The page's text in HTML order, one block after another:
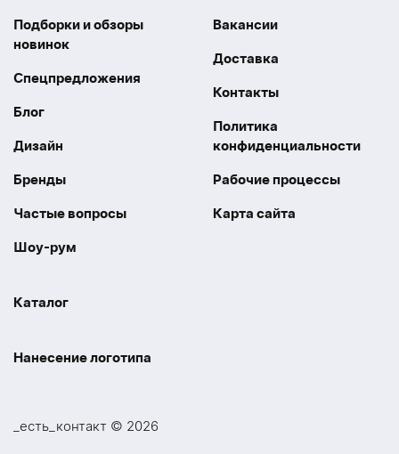
Подборки и обзоры
новинок
Спецпредложения
Блог
Дизайн
Бренды
Частые вопросы
Шоу-рум
Вакансии
Доставка
Контакты
Политика
конфиденциальности
Рабочие процессы
Карта сайта
Каталог
Нанесение логотипа
Шелкография
_есть_контакт © 2026